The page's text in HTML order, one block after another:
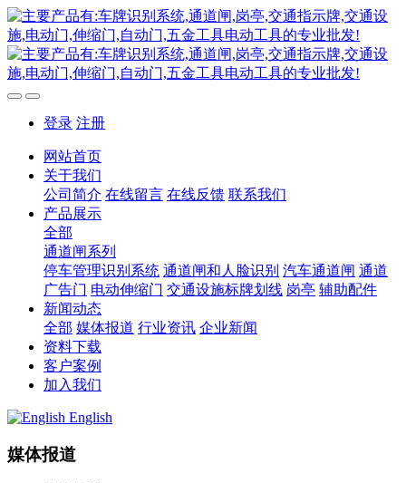
登录 注册
网站首页
关于我们
公司简介 在线留言 在线反馈 联系我们
产品展示
全部
通道闸系列
停车管理识别系统 通道闸和人脸识别 汽车通道闸 通道
广告门 电动伸缩门 交通设施标牌划线 岗亭 辅助配件
新闻动态
全部 媒体报道 行业资讯 企业新闻
资料下载
客户案例
加入我们
English
媒体报道